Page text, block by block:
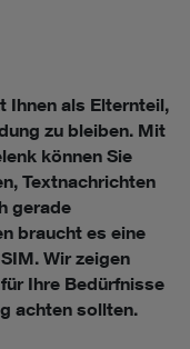
Ihnen als Elternteil,
zu bleiben. Mit
können Sie
Textnachrichten
gerade
braucht es eine
Wir zeigen
Ihre Bedürfnisse
achten sollten.